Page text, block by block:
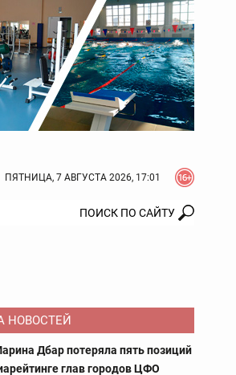
ПЯТНИЦА, 7 АВГУСТА 2026, 17:01
НОВОСТЕЙ
Дбар потеряла пять позиций
глав городов ЦФО